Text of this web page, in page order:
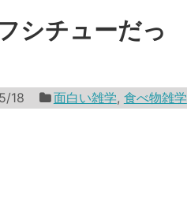
シチューだっ
18 面白い雑学, 食べ物雑学